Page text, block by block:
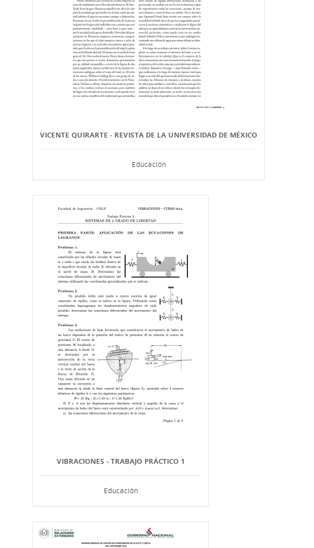
VICENTE QUIRARTE - REVISTA DE LA UNIVERSIDAD DE MÉXICO
Educación
VIBRACIONES - TRABAJO PRÁCTICO 1
Educación